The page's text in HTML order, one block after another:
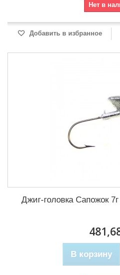
Нет в
Добавить в избранное
Джиг-головка Сапожок
В корзину